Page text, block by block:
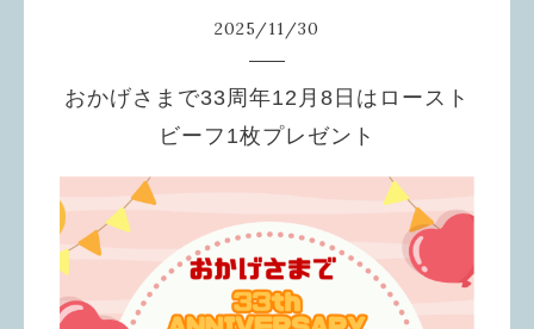
2025/11/30
おかげさまで33周年12月8日はロースト
ビーフ1枚プレゼント